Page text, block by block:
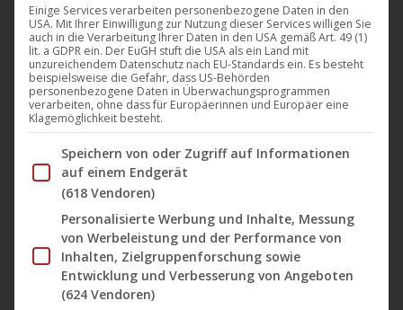
einen Penis” (Englischer Titel: “Everything Always All the
Time”) im Rahmen der “AK Kino – Gilde Screenings” am
Samstag, den 09. Februar 2019 um 14:45 imHackesche
Höfe Kinozu sehen sein.
DieBerlinale (oder in langer Form:
Internationale
stattfindendes Filmfestival. Sie zählt neben denen
Filmfestivals in Cannes und Venedig zu den wichtigsten
Filmfestivals in Europa und weltweit.
DieEFM(oder in langer Form: European Film Market
ein wichtiger Treffpunkt für Filmschaffende, Verleiher,
Filmeinkäufer und Co-Produktionsagenten.
Einige Services verarbeiten personenbezogene Daten in den
USA. Mit Ihrer Einwilligung zur Nutzung dieser Services willigen Sie
auch in die Verarbeitung Ihrer Daten in den USA gemäß Art. 49 (1)
lit. a GDPR ein. Der EuGH stuft die USA als ein Land mit
unzureichendem Datenschutz nach EU-Standards ein. Es besteht
beispielsweise die Gefahr, dass US-Behörden
personenbezogene Daten in Überwachungsprogrammen
verarbeiten, ohne dass für Europäerinnen und Europäer eine
Klagemöglichkeit besteht.
Im Folgenden finden Sie eine Liste der Zwecke des IAB
Speichern von oder Zugriff auf Informationen
auf einem Endgerät
(618 Vendoren)
Personalisierte Werbung und Inhalte, Messung
von Werbeleistung und der Performance von
Inhalten, Zielgruppenforschung sowie
Entwicklung und Verbesserung von Angeboten
(624 Vendoren)